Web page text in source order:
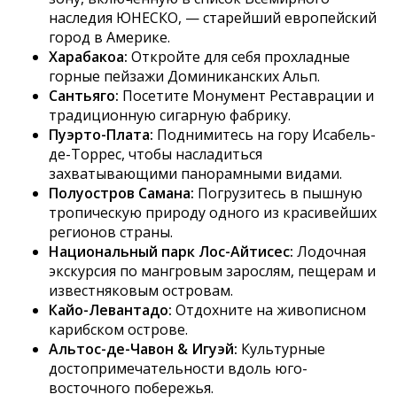
наследия ЮНЕСКО, — старейший европейский
город в Америке.
Харабакоа: Откройте для себя прохладные
горные пейзажи Доминиканских Альп.
Сантьяго: Посетите Монумент Реставрации и
традиционную сигарную фабрику.
Пуэрто-Плата: Поднимитесь на гору Исабель-
де-Торрес, чтобы насладиться
захватывающими панорамными видами.
Полуостров Самана: Погрузитесь в пышную
тропическую природу одного из красивейших
регионов страны.
Национальный парк Лос-Айтисес: Лодочная
экскурсия по мангровым зарослям, пещерам и
известняковым островам.
Кайо-Левантадо: Отдохните на живописном
карибском острове.
Альтос-де-Чавон & Игуэй: Культурные
достопримечательности вдоль юго-
восточного побережья.